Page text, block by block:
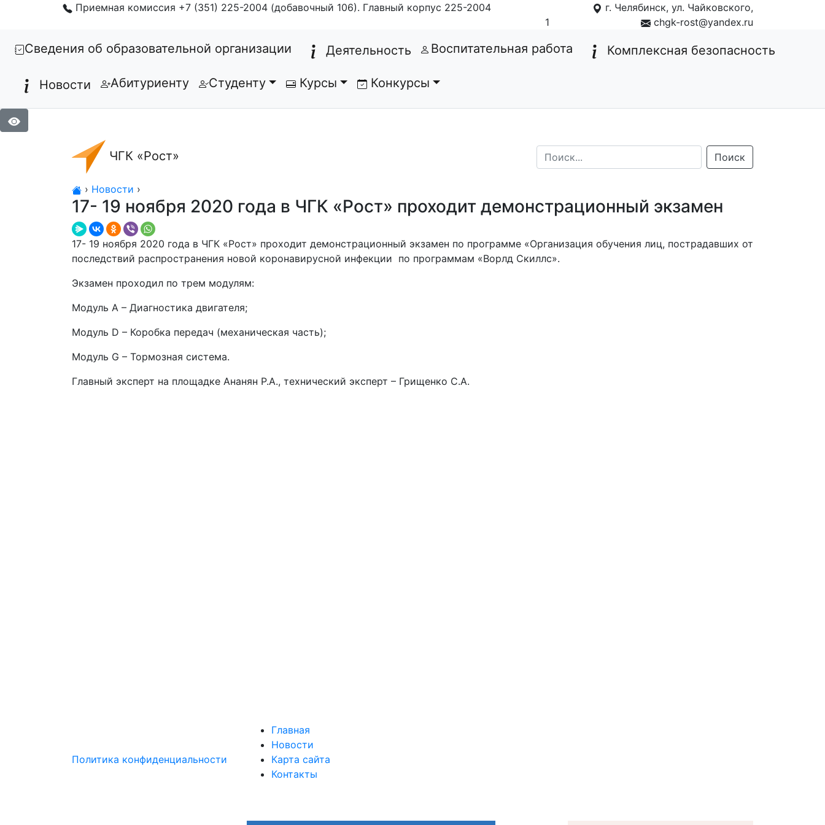
Приемная комиссия +7 (351) 225-2004 (добавочный 106). Главный корпус 225-2004
г. Челябинск, ул. Чайковского,
1
chgk-rost@yandex.ru
Сведения об образовательной организации (current)Деятельность Воспитательная работа Комплексная безопасность
Новости Абитуриенту Студенту Курсы Конкурсы
ЧГК «Рост» Поиск
› Новости ›
17- 19 ноября 2020 года в ЧГК «Рост» проходит демонстрационный экзамен
17- 19 ноября 2020 года в ЧГК «Рост» проходит демонстрационный экзамен по программе «Организация обучения лиц, пострадавших от
последствий распространения новой коронавирусной инфекции по программам «Ворлд Скиллс».
Экзамен проходил по трем модулям:
Модуль А – Диагностика двигателя;
Модуль D – Коробка передач (механическая часть);
Модуль G – Тормозная система.
Главный эксперт на площадке Ананян Р.А., технический эксперт – Грищенко С.А.
Политика конфиденциальности
Главная
Новости
Карта сайта
Контакты